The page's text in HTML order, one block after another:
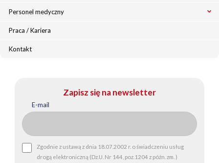
Personel medyczny
Praca / Kariera
Kontakt
Zapisz się na newsletter
E-mail
Zgodnie z ustawą z dnia 18.07.2002 r. o świadczeniu usług
drogą elektroniczną (Dz.U. Nr 144, poz.1204 z późn. zm. )